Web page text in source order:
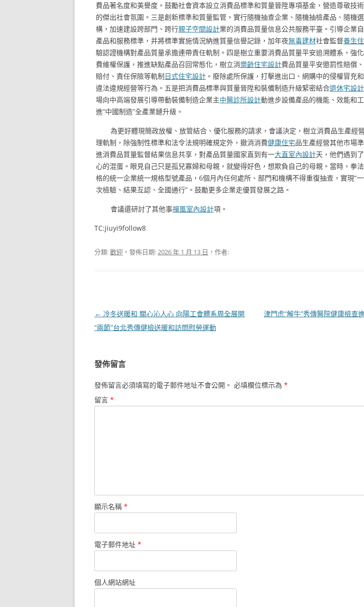
費品著名度和美譽度。鼓勵社會資本設立消費品標準和質量晉陞專項基金，營造尊敬技
的傑出社會氛圍。三是創新標準和質量監管，實行隨機抽查企業、隨機抽檢產品、隨機
構，加速建設跨部門、跨行親子空間設計業的消費品質量信息公共服務平臺。引導企業
產品和服務標準，并將標準實施情況納進質量信譽記錄，加年夜無毒建材社會監督養生
驗認證機構對產品質量承擔連帶責任軌制。四是樹立重要消費品質量平安追溯體系，強
費維權保護，推進缺點產品召回常態化，樹立消樂齡住宅設計費品質量平安懲罰性賠償
賠付、責任保險等軌制日式住宅設計 。廢除處所保護，打擊進出口、網購中的侵權冒充
違法違規經營等行為。五是把消費品標準與質量晉陞和裝備制造升級緊密結合退休宅設計
場向中高端發展引導帶動裝備制造企業主中醫診所設計動進步設備產品的機能、效能和
進“中國制造”全產業鏈升級。
為更好體現簡政放權、放管結合、優化服務的請求，會議決定，樹立消費品生產經
理軌制，除強制性標準和法令法規明確規定外，撤消消費健康住宅品生產經營其他市場
進消費品質量監督結果信息共享，對產品質量國家直到有一大直室內設計天，他們遇到
心的混蛋。眼見自己只是孤兒寡婦和母親，就變得好色，想欺負自己的母親。當時，拳
格的統一企業統一規格型號產品，6個月內任何處所、部門和機構不得重復抽查，實現“
次檢驗、結果互認、全國通行”。鼓勵更多企業走優質發展之路。
會議還研討了其他事禪風室內設計項。
TC:jiuyi9follow8
分類:歡迎 ，發佈日期:2026 年 1 月 13 日 ，作者:
文
章
← 冷冬送暖和 關心沁人心 向陽工會體系周全展開
“兩節”台北秀傳健檢送暖和訪問慰勞運動
津門虎“解牛”秀傳醫院健康檢查
發佈留言
發佈留言必須填寫的電子郵件地址不會公開。 必填欄位標示為 *
留言 *
顯示名稱 *
電子郵件地址 *
個人網站網址